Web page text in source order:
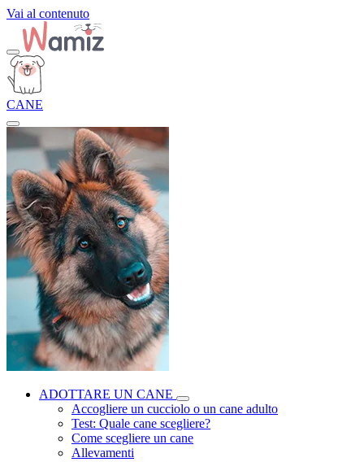
Vai al contenuto
CANE
ADOTTARE UN CANE
Accogliere un cucciolo o un cane adulto
Test: Quale cane scegliere?
Come scegliere un cane
Allevamenti